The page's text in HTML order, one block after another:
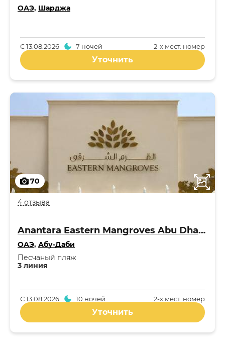
ОАЭ, Шарджа
2-x мест. номер
С13.08.2026 7 ночей
Уточнить
70
4 отзыва
Anantara Eastern Mangroves Abu Dhabi Hotel 5*
ОАЭ, Абу-Даби
3 линия
Песчаный пляж
2-x мест. номер
С13.08.2026 10 ночей
Уточнить